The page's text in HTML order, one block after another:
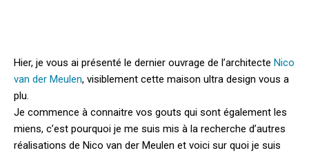
Hier, je vous ai présenté le dernier ouvrage de l’architecte Nico
van der Meulen, visiblement cette maison ultra design vous a
plu.
Je commence à connaitre vos gouts qui sont également les
miens, c’est pourquoi je me suis mis à la recherche d’autres
réalisations de Nico van der Meulen et voici sur quoi je suis